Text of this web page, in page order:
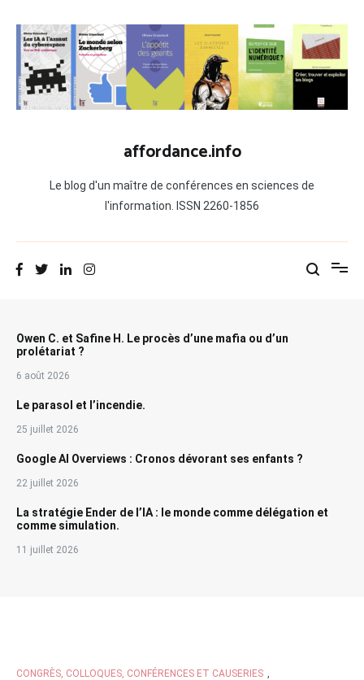
contenu
affordance.info
Le blog d'un maître de conférences en sciences de
l'information. ISSN 2260-1856
Owen C. et Safine H. Le procès d’une mafia ou d’un
prolétariat ?
6 août 2026
Le parasol et l’incendie.
25 juillet 2026
Google AI Overviews : Cronos dévorant ses enfants ?
22 juillet 2026
La stratégie Ender de l’IA : le monde comme délégation et
comme simulation.
11 juillet 2026
CONGRÈS, COLLOQUES, CONFÉRENCES ET CAUSERIES